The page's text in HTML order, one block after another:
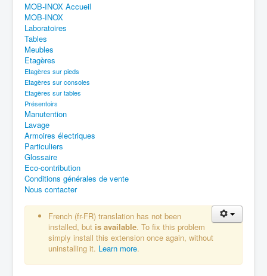
MOB-INOX Accueil
MOB-INOX
Laboratoires
Tables
Meubles
Etagères
Etagères sur pieds
Etagères sur consoles
Etagères sur tables
Présentoirs
Manutention
Lavage
Armoires électriques
Particuliers
Glossaire
Eco-contribution
Conditions générales de vente
Nous contacter
French (fr-FR) translation has not been
installed, but is available. To fix this problem
simply install this extension once again, without
uninstalling it. Learn more.